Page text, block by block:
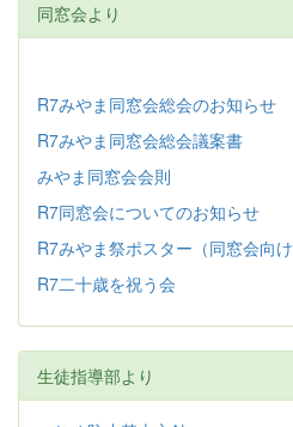
同窓会より
R7みやま同窓会総会のお知らせ
R7みやま同窓会総会議案書
みやま同窓会会則
R7同窓会についてのお知らせ
R7みやま祭ポスター（同窓会向け
R7二十歳を祝う会
生徒指導部より